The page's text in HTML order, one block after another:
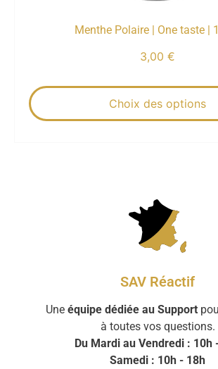
Menthe Polaire | One taste |
3,00 €
Choix des options
SAV Réactif
Une équipe dédiée au Support
à toutes vos questions.
Du Mardi au Vendredi : 10h
Samedi : 10h - 18h